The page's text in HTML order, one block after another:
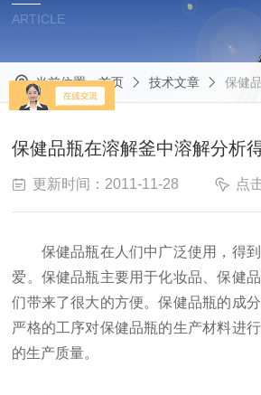
ARTICLE
当前位置：首页 技术文章 保健品
保健品瓶在溶解釜中溶解分析
更新时间：2011-11-28 点
保健品瓶在人们中广泛使用，得到
爱。保健品瓶主要用于化妆品、保健
们带来了很大的方便。保健品瓶的成
严格的工序对保健品瓶的生产材料进
的生产质量。